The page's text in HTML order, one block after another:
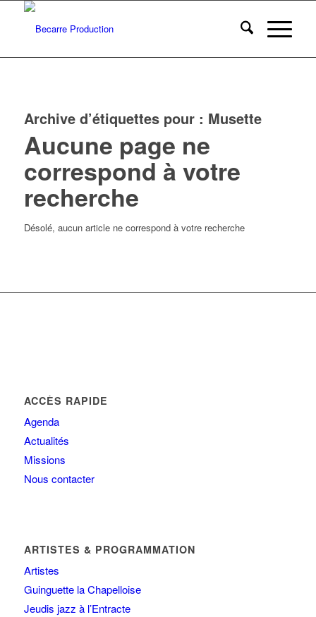
Archive d’étiquettes pour : Musette
Aucune page ne
correspond à votre
recherche
Désolé, aucun article ne correspond à votre recherche
ACCÈS RAPIDE
Agenda
Actualités
Missions
Nous contacter
ARTISTES & PROGRAMMATION
Artistes
Guinguette la Chapelloise
Jeudis jazz à l’Entracte